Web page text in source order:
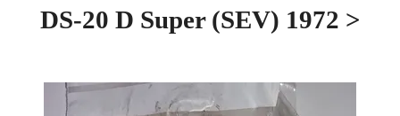
DS-20 D Super (SEV) 1972 >